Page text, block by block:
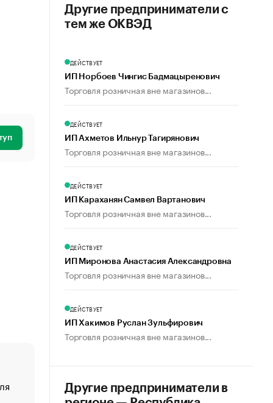
«От спорта тело стареет иначе». Как живет глава
создавшей GTA
Другие предприниматели с
тем же ОКВЭД
ДЕЙСТВУЕТ
ИП Норбоев Чингис Бадмацыренович
Торговля розничная вне магазинов...
ДЕЙСТВУЕТ
ИП Ахметов Ильнур Тагирянович
Торговля розничная вне магазинов...
ДЕЙСТВУЕТ
ИП Караханян Самвел Вартанович
Торговля розничная вне магазинов...
ДЕЙСТВУЕТ
ИП Миронова Анастасия Александровна
Торговля розничная вне магазинов...
ДЕЙСТВУЕТ
ИП Хакимов Руслан Зульфирович
Торговля розничная вне магазинов...
Другие предприниматели в